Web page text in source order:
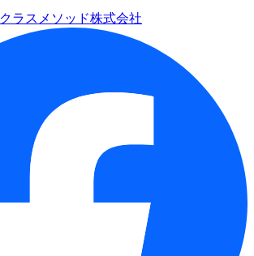
クラスメソッド株式会社